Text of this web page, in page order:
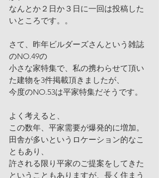
なんとか２日か３日に一回は投稿した
いところです。。
さて、昨年ビルダーズさんという雑誌
のNO.49の
小さな家特集で、私の携わらせて頂い
た建物を3件掲載頂きましたが、
今度のNO.53は平家特集だそうです。
よく考えると、
この数年、平家需要が爆発的に増加。
田舎が多いというロケーション的なこ
ともあり、
許される限り平家のご提案をしてきた
ということもありますが、長く住まう